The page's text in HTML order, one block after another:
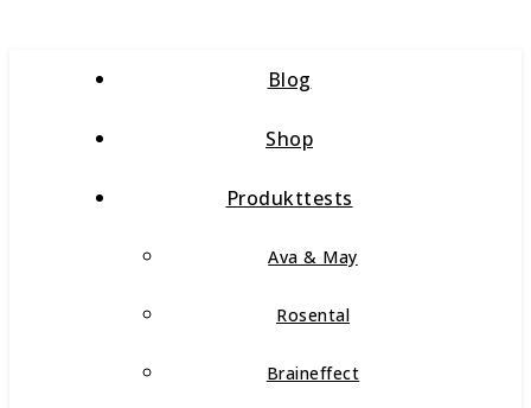
Blog
Shop
Produkttests
Ava & May
Rosental
Braineffect